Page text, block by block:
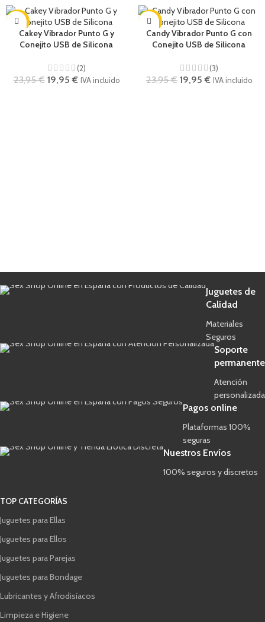
-17%
Cakey Vibrador Punto G y
Conejito USB de Silicona
(2)
23,95€ 19,95€ IVA incluido
-17%
Candy Vibrador Punto G con
Conejito USB de Silicona
(3)
23,95€ 19,95€ IVA incluido
Juguetes de
Calidad
Materiales
Seguros
Soporte
permanente
Atención
personalizada
Pagos online
Plataformas 100%
seguras
Nuestros Envíos
100% seguros y discretos
TOP CATEGORÍAS
Juguetes para Ellas
Juguetes para Ellos
Juguetes para Parejas
Juguetes para Bondage
Lubricantes y Afrodisíacos
Limpieza e Higiene